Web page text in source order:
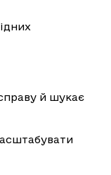
й шукає